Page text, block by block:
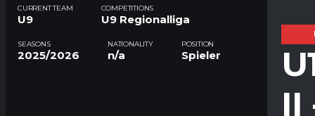
II
CURRENT TEAM
U9
COMPETITIONS
U9 Regionalliga
SEASONS
2025/2026
NATIONALITY
n/a
POSITION
Spieler